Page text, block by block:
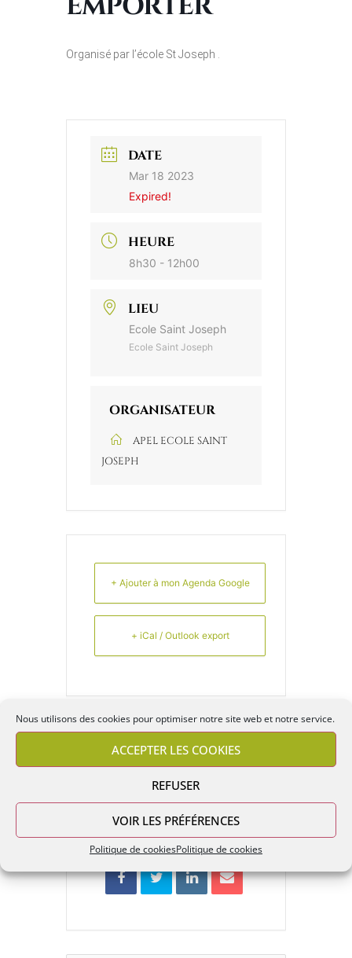
Nous utilisons des cookies pour optimiser notre site web et notre service.
ACCEPTER LES COOKIES
REFUSER
VOIR LES PRÉFÉRENCES
Politique de cookiesPolitique de cookies
Organisé par l’école St Joseph .
DATE
Mar 18 2023
Expired!
HEURE
8h30 - 12h00
LIEU
Ecole Saint Joseph
Ecole Saint Joseph
ORGANISATEUR
APEL ECOLE SAINT
JOSEPH
+ Ajouter à mon Agenda Google
+ iCal / Outlook export
L'événement est terminé.
PARTAGEZ CET ÉVÉNEMENT